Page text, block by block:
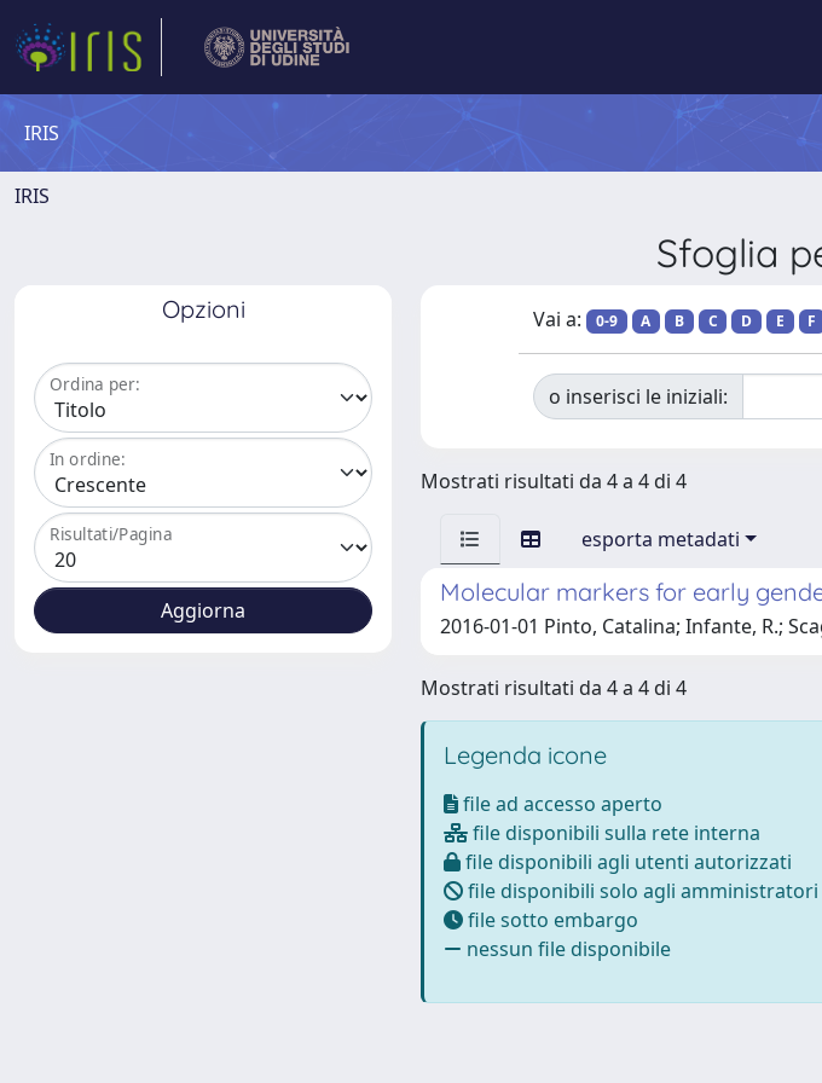
IRIS
IRIS
Sfoglia
Opzioni
Ordina per:
In ordine:
Risultati/Pagina
Vai a: 0-9 A B C D E F
o inserisci le iniziali:
Mostrati risultati da 4 a 4 di 4
esporta metadati
Molecular markers for early
2016-01-01 Pinto, Catalina; Infante, R.;
Mostrati risultati da 4 a 4 di 4
Legenda icone
file ad accesso aperto
file disponibili sulla rete interna
file disponibili agli utenti autorizzati
file disponibili solo agli amministratori
file sotto embargo
nessun file disponibile